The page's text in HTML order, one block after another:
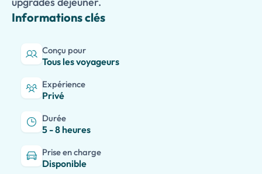
Informations clés
Conçu pour
Tous les voyageurs
Expérience
Privé
Durée
5 - 8 heures
Prise en charge
Disponible